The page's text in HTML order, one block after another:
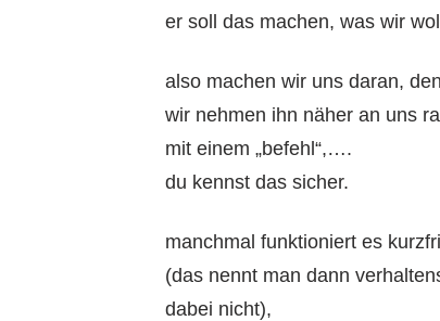
er soll das machen, was wir
also machen wir uns daran,
wir nehmen ihn näher an uns
mit einem „befehl“,….
du kennst das sicher.
manchmal funktioniert es
(das nennt man dann
dabei nicht),